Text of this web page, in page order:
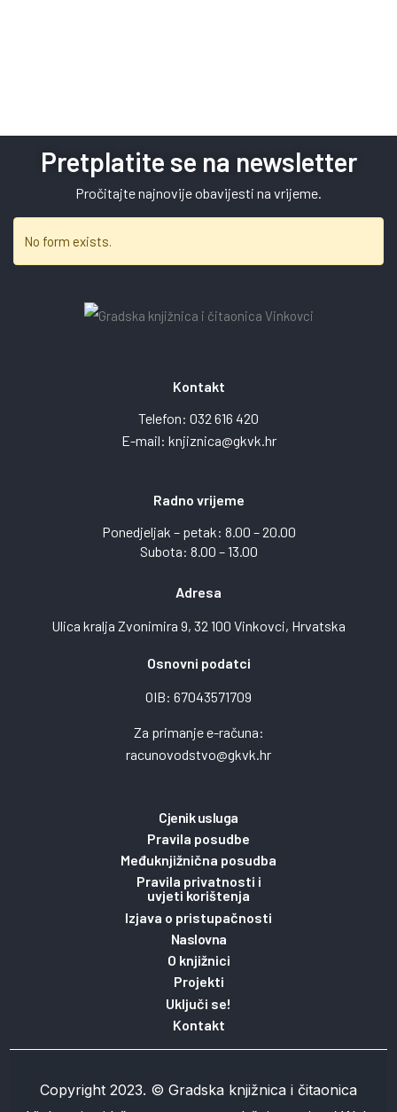
Pretplatite se na newsletter
Pročitajte najnovije obavijesti na vrijeme.
No form exists.
Kontakt
Telefon: 032 616 420
E-mail: knjiznica@gkvk.hr
Radno vrijeme
Ponedjeljak – petak: 8.00 – 20.00
Subota: 8.00 – 13.00
Adresa
Ulica kralja Zvonimira 9, 32 100 Vinkovci, Hrvatska
Osnovni podatci
OIB: 67043571709
Za primanje e-računa:
racunovodstvo@gkvk.hr
Cjenik usluga
Pravila posudbe
Međuknjižnična posudba
Pravila privatnosti i
uvjeti korištenja
Izjava o pristupačnosti
Naslovna
O knjižnici
Projekti
Uključi se!
Kontakt
Copyright 2023. © Gradska knjižnica i čitaonica